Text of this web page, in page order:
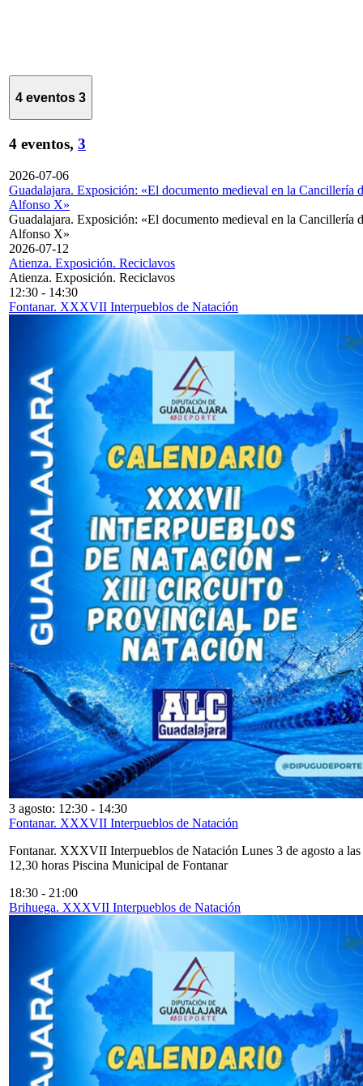
4 eventos 3
4 eventos, 3
2026-07-06
Guadalajara. Exposición: «El documento medieval en la Cancillería
Alfonso X»
Guadalajara. Exposición: «El documento medieval en la Cancillería
Alfonso X»
2026-07-12
Atienza. Exposición. Reciclavos
Atienza. Exposición. Reciclavos
12:30 - 14:30
Fontanar. XXXVII Interpueblos de Natación
3 agosto: 12:30 - 14:30
Fontanar. XXXVII Interpueblos de Natación
Fontanar. XXXVII Interpueblos de Natación Lunes 3 de agosto a las
12,30 horas Piscina Municipal de Fontanar
18:30 - 21:00
Brihuega. XXXVII Interpueblos de Natación